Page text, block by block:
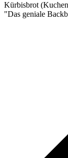
Kürbisbrot
"Das geniale